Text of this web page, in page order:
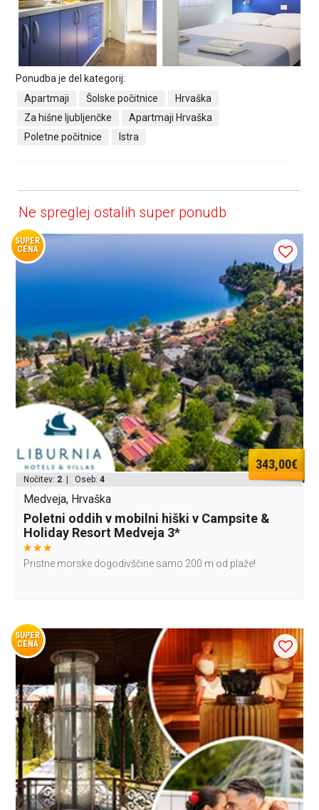
Ponudba je del kategorij:
Apartmaji
Šolske počitnice
Hrvaška
Za hišne ljubljenčke
Apartmaji Hrvaška
Poletne počitnice
Istra
Ne spreglej ostalih super ponudb
SUPER
CENA
343,00€
Nočitev: 2 | Oseb:4
Medveja, Hrvaška
Poletni oddih v mobilni hiški v Campsite &
Holiday Resort Medveja 3*
Pristne morske dogodivščine samo 200 m od plaže!
SUPER
CENA